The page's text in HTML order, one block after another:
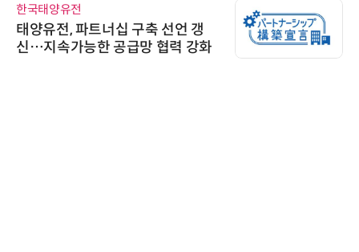
한국태양유전
태양유전, 파트너십 구축 선언 갱
신…지속가능한 공급망 협력 강화